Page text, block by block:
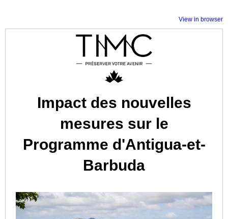
View in browser
Impact des nouvelles
mesures sur le
Programme d'Antigua-et-
Barbuda